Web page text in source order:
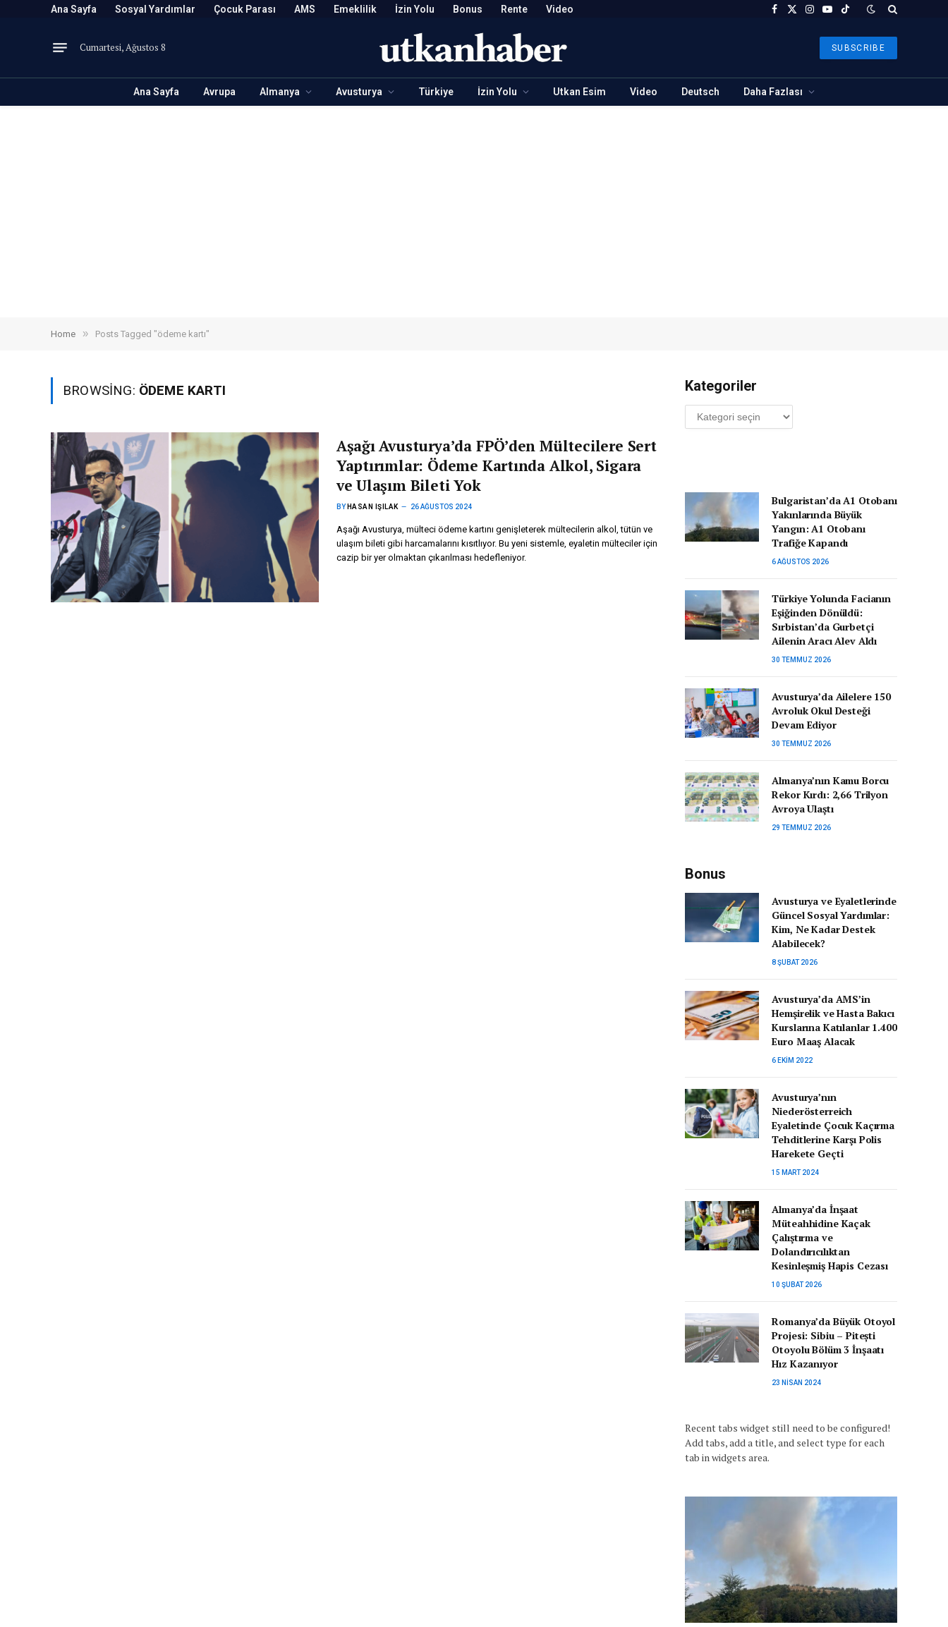
Ana Sayfa Sosyal Yardımlar Çocuk Parası AMS Emeklilik İzin Yolu Bonus Rente Video Facebook
X
Instagram
YouTubeTikTok
Cumartesi, Ağustos 8 SUBSCRIBE
Ana Sayfa Avrupa Almanya Avusturya Türkiye İzin Yolu Utkan Esim Video Deutsch Daha Fazlası
Home » Posts Tagged "ödeme kartı"
BROWSING: ÖDEME KARTI
Aşağı Avusturya’da FPÖ’den Mültecilere Sert
Yaptırımlar: Ödeme Kartında Alkol, Sigara
ve Ulaşım Bileti Yok
BY HASAN IŞILAK 26 AĞUSTOS 2024
Aşağı Avusturya, mülteci ödeme kartını genişleterek mültecilerin alkol, tütün ve
ulaşım bileti gibi harcamalarını kısıtlıyor. Bu yeni sistemle, eyaletin mülteciler için
cazip bir yer olmaktan çıkarılması hedefleniyor.
Kategoriler
Kategoriler
Bulgaristan’da A1 Otobanı
Yakınlarında Büyük
Yangın: A1 Otobanı
Trafiğe Kapandı
6 AĞUSTOS 2026
Türkiye Yolunda Facianın
Eşiğinden Dönüldü:
Sırbistan’da Gurbetçi
Ailenin Aracı Alev Aldı
30 TEMMUZ 2026
Avusturya’da Ailelere 150
Avroluk Okul Desteği
Devam Ediyor
30 TEMMUZ 2026
Almanya’nın Kamu Borcu
Rekor Kırdı: 2,66 Trilyon
Avroya Ulaştı
29 TEMMUZ 2026
Bonus
Avusturya ve Eyaletlerinde
Güncel Sosyal Yardımlar:
Kim, Ne Kadar Destek
Alabilecek?
8 ŞUBAT 2026
Avusturya’da AMS’in
Hemşirelik ve Hasta Bakıcı
Kurslarına Katılanlar 1.400
Euro Maaş Alacak
6 EKIM 2022
Avusturya’nın
Niederösterreich
Eyaletinde Çocuk Kaçırma
Tehditlerine Karşı Polis
Harekete Geçti
15 MART 2024
Almanya’da İnşaat
Müteahhidine Kaçak
Çalıştırma ve
Dolandırıcılıktan
Kesinleşmiş Hapis Cezası
10 ŞUBAT 2026
Romanya’da Büyük Otoyol
Projesi: Sibiu – Pitești
Otoyolu Bölüm 3 İnşaatı
Hız Kazanıyor
23 NISAN 2024
Recent tabs widget still need to be configured!
Add tabs, add a title, and select type for each
tab in widgets area.